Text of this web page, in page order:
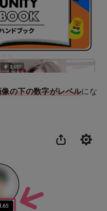
の下の数字がレベルにな